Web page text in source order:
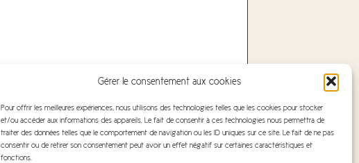
Gérer le consentement aux cookies
Pour offrir les meilleures expériences, nous utilisons des technologies telles que les cookies pour stocker
et/ou accéder aux informations des appareils. Le fait de consentir à ces technologies nous permettra de
traiter des données telles que le comportement de navigation ou les ID uniques sur ce site. Le fait de ne pas
consentir ou de retirer son consentement peut avoir un effet négatif sur certaines caractéristiques et
fonctions.